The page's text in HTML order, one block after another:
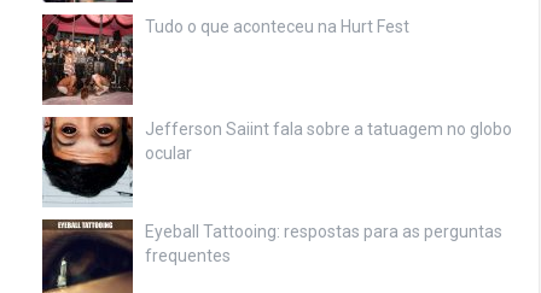
Tudo o que aconteceu na Hurt Fest
Jefferson Saiint fala sobre a tatuagem no globo
ocular
Eyeball Tattooing: respostas para as perguntas
frequentes